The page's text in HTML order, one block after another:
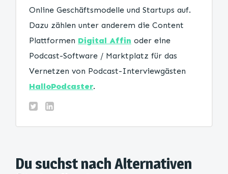
Online Geschäftsmodelle und Startups auf.
Dazu zählen unter anderem die Content
Plattformen Digital Affin oder eine
Podcast-Software / Marktplatz für das
Vernetzen von Podcast-Interviewgästen
HalloPodcaster.
Du suchst nach Alternativen